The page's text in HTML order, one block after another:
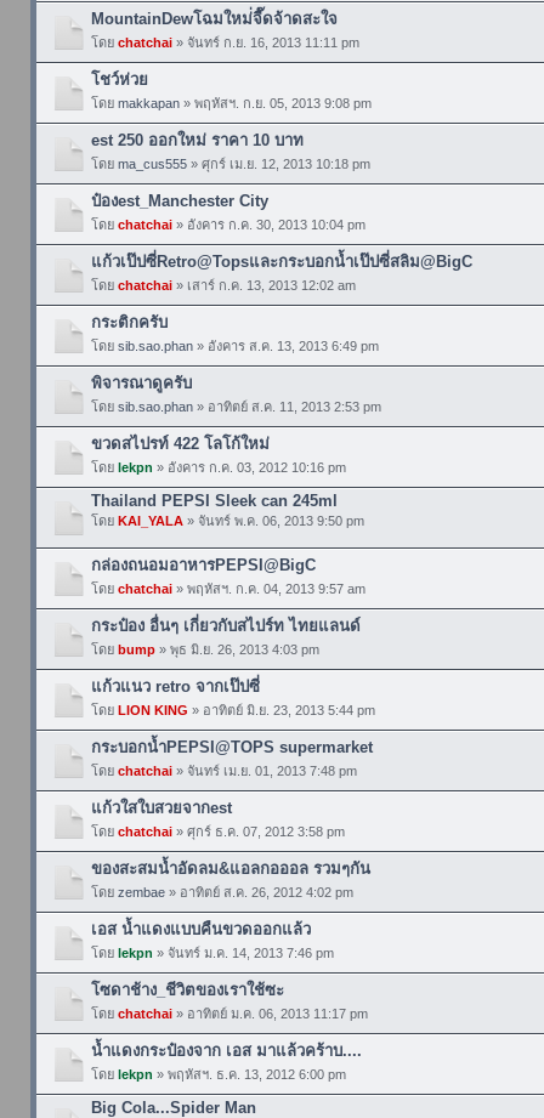
MountainDewโฉมใหม่่จี๊ดจ้าดสะใจ
โดย chatchai» จันทร์ ก.ย. 16, 2013 11:11 pm
โชว์ห่วย
โดย makkapan» พฤหัสฯ. ก.ย. 05, 2013 9:08 pm
est 250 ออกใหม่ ราคา 10 บาท
โดย ma_cus555» ศุกร์ เม.ย. 12, 2013 10:18 pm
ป๋องest_Manchester City
โดย chatchai» อังคาร ก.ค. 30, 2013 10:04 pm
แก้วเป๊ปซี่Retro@Topsและกระบอกน้ำเป๊ปซี่สลิม@BigC
โดย chatchai» เสาร์ ก.ค. 13, 2013 12:02 am
กระติกครับ
โดย sib.sao.phan» อังคาร ส.ค. 13, 2013 6:49 pm
พิจารณาดูครับ
โดย sib.sao.phan» อาทิตย์ ส.ค. 11, 2013 2:53 pm
ขวดสไปรท์ 422 โลโก้ใหม่
โดย lekpn » อังคาร ก.ค. 03, 2012 10:16 pm
Thailand PEPSI Sleek can 245ml
โดย KAI_YALA» จันทร์ พ.ค. 06, 2013 9:50 pm
กล่องถนอมอาหารPEPSI@BigC
โดย chatchai» พฤหัสฯ. ก.ค. 04, 2013 9:57 am
กระป๋อง อื่นๆ เกี่ยวกับสไปร์ท ไทยแลนด์
โดย bump» พุธ มิ.ย. 26, 2013 4:03 pm
แก้วแนว retro จากเป๊ปซี่
โดย LION KING » อาทิตย์ มิ.ย. 23, 2013 5:44 pm
กระบอกน้ำPEPSI@TOPS supermarket
โดย chatchai» จันทร์ เม.ย. 01, 2013 7:48 pm
แก้วใสใบสวยจากest
โดย chatchai» ศุกร์ ธ.ค. 07, 2012 3:58 pm
ของสะสมน้ำอัดลม&แอลกอออล รวมๆกัน
โดย zembae» อาทิตย์ ส.ค. 26, 2012 4:02 pm
เอส น้ำแดงแบบคืนขวดออกแล้ว
โดย lekpn » จันทร์ ม.ค. 14, 2013 7:46 pm
โซดาช้าง_ชีวิตของเราใช้ซะ
โดย chatchai» อาทิตย์ ม.ค. 06, 2013 11:17 pm
น้ำแดงกระป๋องจาก เอส มาแล้วคร้าบ....
โดย lekpn » พฤหัสฯ. ธ.ค. 13, 2012 6:00 pm
Big Cola...Spider Man